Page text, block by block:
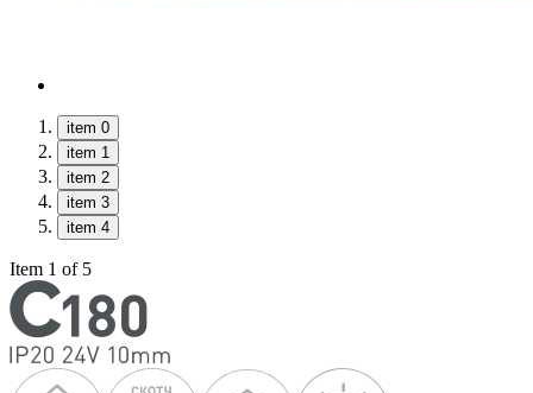
item 0
item 1
item 2
item 3
item 4
Item 1 of 5